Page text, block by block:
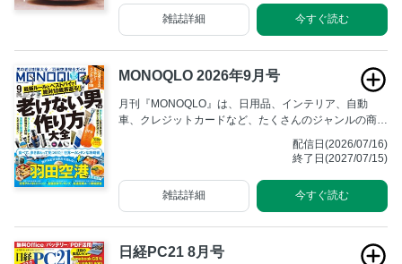
る。そんな愛すべき存在にスポットを当てた本特集。飼
う・飼わないなんて、もうどうだっていい。ただただ可
愛い“猫”の魅力をお届けする充実のコンテンツだ！
今すぐ読む
雑誌詳細
MONOQLO 2026年9月号
月刊『MONOQLO』は、日用品、インテリア、自動
車、クレジットカードなど、たくさんのジャンルの商品
ートマガジン。表面的な製品レビューではなく、根本的
なコンセプトや商品の良さを丁寧に解説しています。
配信日(2026/07/16)
終了日(2027/07/15)
今すぐ読む
雑誌詳細
日経PC21 8月号